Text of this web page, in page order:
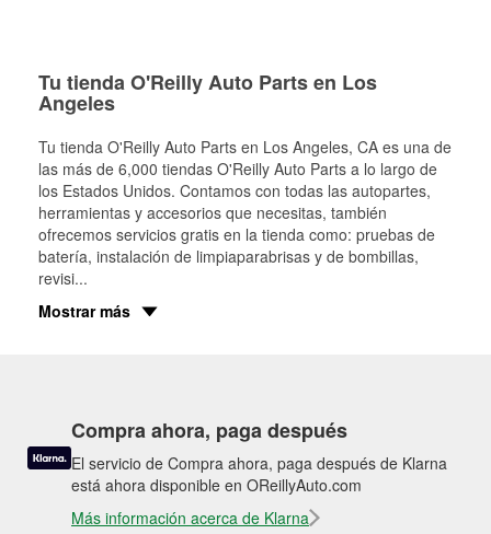
Tu tienda O'Reilly Auto Parts en Los
Angeles
Tu tienda O'Reilly Auto Parts en Los Angeles, CA es una de
las más de 6,000 tiendas O'Reilly Auto Parts a lo largo de
los Estados Unidos. Contamos con todas las autopartes,
herramientas y accesorios que necesitas, también
ofrecemos servicios gratis en la tienda como: pruebas de
batería, instalación de limpiaparabrisas y de bombillas,
revisi...
Mostrar más
Compra ahora, paga después
El servicio de Compra ahora, paga después de Klarna
está ahora disponible en OReillyAuto.com
Más información acerca de Klarna